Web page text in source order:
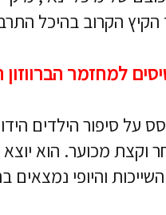
הקרוב בהיכל
למחזמר
על סיפור הילדים
וקצת מכוער. הוא
השייכות והיופי